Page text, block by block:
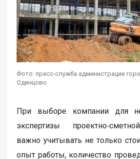
Фото: пресс-служба администрации
Одинцово
При выборе компании для
экспертизы
важно учитывать не только
опыт работы, количество